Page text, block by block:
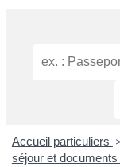
Accueil particuliers >
séjour et